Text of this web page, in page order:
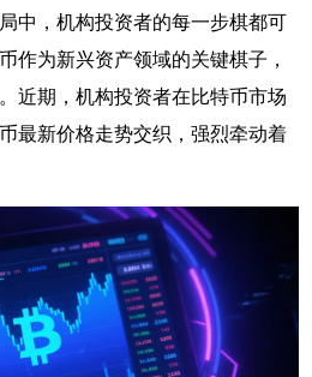
中，机构投资者的每一步棋都可
作为新兴资产领域的关键棋子，
近期，机构投资者在比特币市场
最新价格走势交织，强烈牵动着